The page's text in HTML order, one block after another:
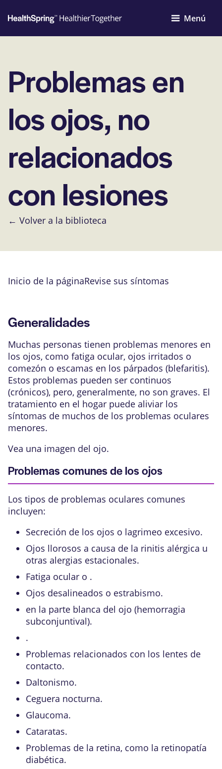
Menú
Problemas en
los ojos, no
relacionados
con lesiones
← Volver a la biblioteca
Inicio de la páginaRevise sus síntomas
Generalidades
Muchas personas tienen problemas menores en
los ojos, como fatiga ocular, ojos irritados o
comezón o escamas en los párpados (blefaritis).
Estos problemas pueden ser continuos
(crónicos), pero, generalmente, no son graves. El
tratamiento en el hogar puede aliviar los
síntomas de muchos de los problemas oculares
menores.
Vea una imagen del ojo.
Problemas comunes de los ojos
Los tipos de problemas oculares comunes
incluyen:
Secreción de los ojos o lagrimeo excesivo.
Ojos llorosos a causa de la rinitis alérgica u
otras alergias estacionales.
Fatiga ocular o .
Ojos desalineados o estrabismo.
en la parte blanca del ojo (hemorragia
subconjuntival).
.
Problemas relacionados con los lentes de
contacto.
Daltonismo.
Ceguera nocturna.
Glaucoma.
Cataratas.
Problemas de la retina, como la retinopatía
diabética.